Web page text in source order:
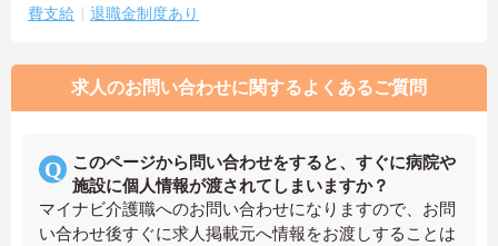
費支給
退職金制度あり
求人のお問い合わせに関するよくあるご質問
このページから問い合わせをすると、すぐに病院や
施設に個人情報が渡されてしまいますか？
マイナビ介護職へのお問い合わせになりますので、お問
い合わせ後すぐに求人掲載元へ情報をお渡しすることは